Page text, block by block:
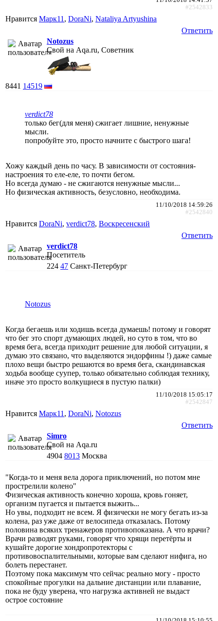
#2542833
Нравится Марк11 , DoraNi, Nataliya Artyushina
Ответить
Notozus
Свой на Aqa.ru, Советник
8441 14519
verdict78
только бег(для меня) сжигает лишние, ненужные
мысли.
попробуйте это, просто начните с быстрого шага!
Хожу каждый день по часу. В зависимости от состояния-
настроения то еле-еле, то почти бегом.
Но всегда думаю - не сжигаются ненужные мысли...
Но физическая активность, безусловно, необходима.
11/10/2018 14:59:26
#2542840
Нравится DoraNi, verdict78, Воскресенский
Ответить
verdict78
Посетитель
224 47 Санкт-Петербург
Notozus
Когда бегаешь или ходишь всегда думаешь! потому и говорят
что бег это спорт думающих людей, но суто в том, что во
время бега, всегда приходит решение для любой ситуации, я
думаю это связано, что выделяются эндорфины !) даже самые
плохо вещи быстро решаются во время бега, скандинавская
ходьба вообще суупер, только обязательно соблюдая технику,
иначе это просто волкущиеся в пустую палки)
11/10/2018 15:05:17
#2542847
Нравится Марк11 , DoraNi, Notozus
Ответить
Simro
Свой на Aqa.ru
4904 8013 Москва
"Когда-то и меня вела дорога приключений, но потом мне
прострелили колено"
Физическая активность конечно хороша, кровь гоняет,
организм пугается и пытается выжить...
Но увы, подходит не всем. Я физически не могу бегать из-за
колена, раз уже даже от велосипеда отказалась. Потому
половина всяких тренажеров противопоказана. А что врачи?
Врачи разводят руками, говорят что хрящи перетёрты и
кушайте дорогие хондропротекторы с
противовоспалительными, которые вам сделают нифига, но
болеть перестанет.
Поэтому пока максимум что сейчас реально могу - просто
спокойные прогулки на дальние дистанции или плавание,
пока не буду уверена, что нагрузка активней не выдаст
острое состояние